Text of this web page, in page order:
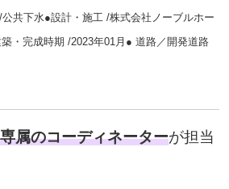
共下水●設計・施工 /株式会社ノーブルホー
・完成時期 /2023年01月● 道路／開発道路
専属のコーディネーターが担当